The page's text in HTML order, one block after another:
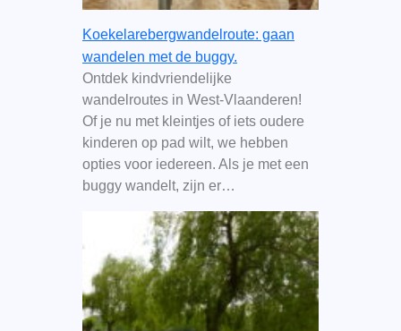
Koekelarebergwandelroute: gaan
wandelen met de buggy.
Ontdek kindvriendelijke
wandelroutes in West-Vlaanderen!
Of je nu met kleintjes of iets oudere
kinderen op pad wilt, we hebben
opties voor iedereen. Als je met een
buggy wandelt, zijn er…